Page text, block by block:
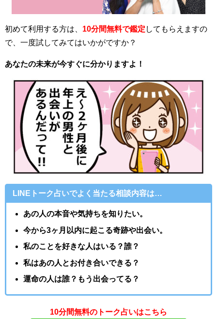
初めて利用する方は、 10分間無料で鑑定 してもらえますの
で、一度試してみてはいかがですか？
あなたの未来が今すぐに分かりますよ！
LINEトーク占いでよく当たる相談内容は…
あの人の本音や気持ちを知りたい。
今から3ヶ月以内に起こる奇跡や出会い。
私のことを好きな人はいる？誰？
私はあの人とお付き合いできる？
運命の人は誰？もう出会ってる？
10分間無料のトーク占いはこちら